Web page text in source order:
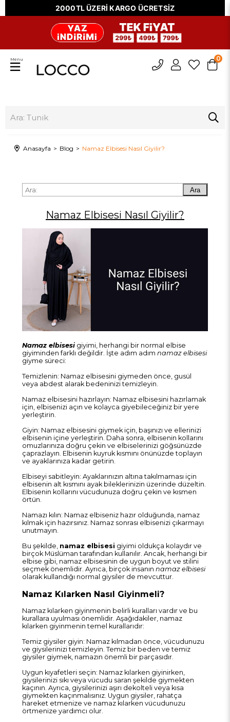
2000TL ÜZERİ KARGO ÜCRETSİZ
0
Menu
Anasayfa Blog Namaz Elbisesi Nasıl Giyilir?
Ara
Namaz Elbisesi Nasıl Giyilir?
Namaz elbisesi giyimi, herhangi bir normal elbise
giyiminden farklı değildir. İşte adım adım namaz elbisesi
giyme süreci:
Temizlenin: Namaz elbisesini giymeden önce, gusül
veya abdest alarak bedeninizi temizleyin.
Namaz elbisesini hazırlayın: Namaz elbisesini hazırlamak
için, elbisenizi açın ve kolayca giyebileceğiniz bir yere
yerleştirin.
Giyin: Namaz elbisesini giymek için, başınızı ve ellerinizi
elbisenin içine yerleştirin. Daha sonra, elbisenin kollarını
omuzlarınıza doğru çekin ve elbiselerinizi göğsünüzde
çaprazlayın. Elbisenin kuyruk kısmını önünüzde toplayın
ve ayaklarınıza kadar getirin.
Elbiseyi sabitleyin: Ayaklarınızın altına takılmaması için
elbisenin alt kısmını ayak bileklerinizin üzerinde düzeltin.
Elbisenin kollarını vücudunuza doğru çekin ve kısmen
örtün.
Namazı kılın: Namaz elbiseniz hazır olduğunda, namaz
kılmak için hazırsınız. Namaz sonrası elbisenizi çıkarmayı
unutmayın.
Bu şekilde, namaz elbisesi giyimi oldukça kolaydır ve
birçok Müslüman tarafından kullanılır. Ancak, herhangi bir
elbise gibi, namaz elbisesinin de uygun boyut ve stilini
seçmek önemlidir. Ayrıca, birçok insanın namaz elbisesi
olarak kullandığı normal giysiler de mevcuttur.
Namaz Kılarken Nasıl Giyinmeli?
Namaz kılarken giyinmenin belirli kuralları vardır ve bu
kurallara uyulması önemlidir. Aşağıdakiler, namaz
kılarken giyinmenin temel kurallarıdır:
Temiz giysiler giyin: Namaz kılmadan önce, vücudunuzu
ve giysilerinizi temizleyin. Temiz bir beden ve temiz
giysiler giymek, namazın önemli bir parçasıdır.
Uygun kıyafetleri seçin: Namaz kılarken giyinirken,
giysilerinizi sıkı veya vücudu saran şekilde giymekten
kaçının. Ayrıca, giysilerinizi aşırı dekolteli veya kısa
giymekten kaçınmalısınız. Uygun giysiler, rahatça
hareket etmenize ve namaz kılarken vücudunuzu
örtmenize yardımcı olur.